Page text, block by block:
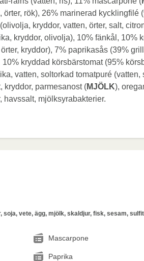
örter, rök), 26% marinerad kycklingfilé
kryddor, vatten, örter, salt,
kryddor, olivolja), 10% fänkål, 10%
kryddor), 7% paprikasås (39%
kryddad körsbärstomat (95%
vatten, soltorkad tomatpuré (vatten,
kryddor, parmesanost (MJÖLK),
mjölksyrabakterier.
vete, ägg, mjölk, skaldjur, fisk, sesam,
Mascarpone
Paprika